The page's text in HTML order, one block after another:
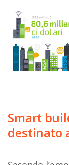
Smart
destinato